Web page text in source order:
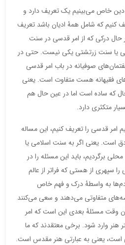
خاص می‌بینیم یک تعریف دارد و
کنیم که شامل همۀ ادیان باشد تعریف
درکی که از امر قدسی در سنت
یا سنت زرتشتی یکی نیست. حتی در
صوفیانه در باب امر قدسی
فقیهانه هست متفاوت است. یعنی
که ساده است اما در عین حال هم
متکثری دارد.
امر قدسی را تعریف کنیم، این مساله
است. یعنی اگر به سنت اسلامی یا
برگردیم، باید این مسئله را در
سپهری از هستی که فراتر از عالم
به واسطۀ درک و فهم خاص
متفاوتی می‌دهند و سعی می‌کنند
وقت مسئلۀ بعدی این است که امر
وارد شود. برخی معتقدند که ما
است، یعنی به عبارتی هنر مقدس است.